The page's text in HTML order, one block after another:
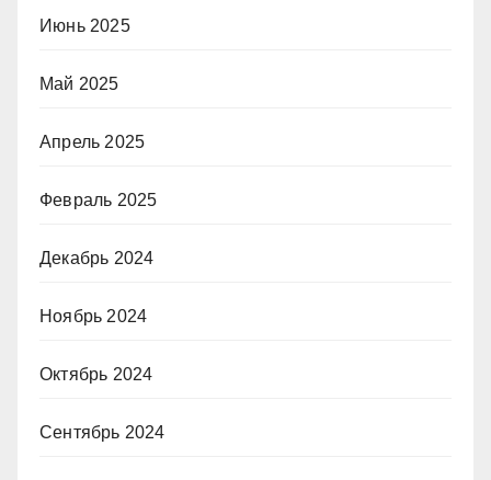
Июнь 2025
Май 2025
Апрель 2025
Февраль 2025
Декабрь 2024
Ноябрь 2024
Октябрь 2024
Сентябрь 2024